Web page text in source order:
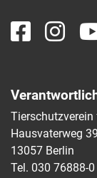
Tierschutzverein
Hausvaterweg 39
13057 Berlin
Tel. 030 76888-0